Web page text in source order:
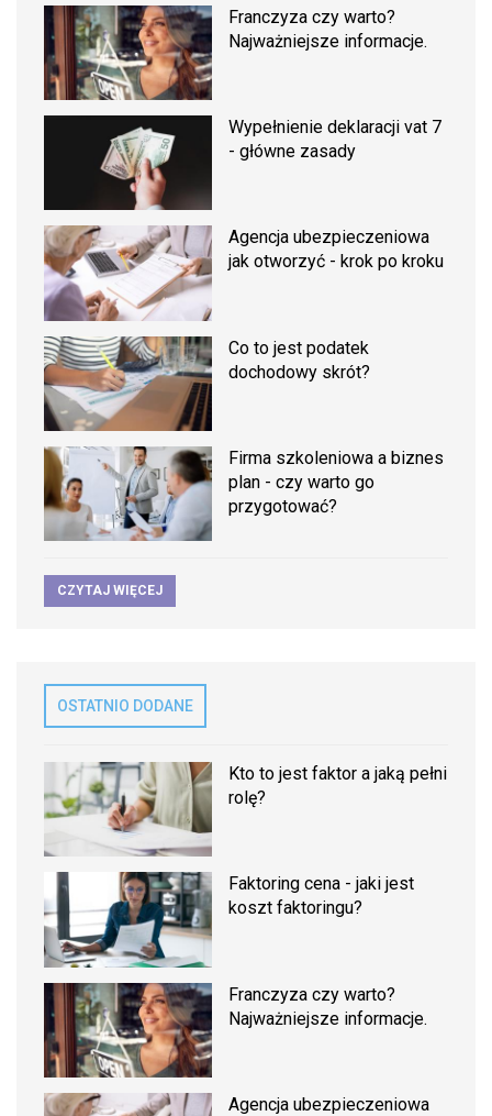
Franczyza czy warto?
Najważniejsze informacje.
Wypełnienie deklaracji vat 7
- główne zasady
Agencja ubezpieczeniowa
jak otworzyć - krok po kroku
Co to jest podatek
dochodowy skrót?
Firma szkoleniowa a biznes
plan - czy warto go
przygotować?
CZYTAJ WIĘCEJ
OSTATNIO DODANE
Kto to jest faktor a jaką pełni
rolę?
Faktoring cena - jaki jest
koszt faktoringu?
Franczyza czy warto?
Najważniejsze informacje.
Agencja ubezpieczeniowa